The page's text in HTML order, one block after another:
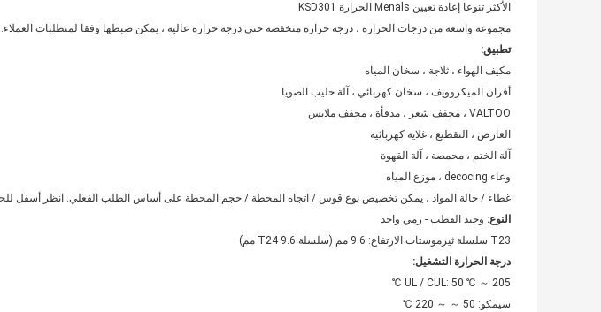
الأكثر تنوعا إعادة تعيين Menals الحرارة KSD301.
مجموعة واسعة من درجات الحرارة ، درجة حرارة منخفضة حتى درجة حرارة عالية ، يمكن ضبطها وفقا لمتطلبات العملاء.
تطبيق:
مكيف الهواء ، ثلاجة ، سخان المياه
أفران الميكروويف ، سخان كهربائي ، آلة حليب الصويا
VALTOO ، مجفف شعر ، مدفأة ، مجفف ملابس
العارض ، التقطيع ، غلاية كهربائية
آلة الختم ، محمصة ، آلة القهوة
وعاء decocing ، موزع المياه
غطاء / حالة المواد ، يمكن تخصيص نوع قوس / اتجاه المحطة / حجم المحطة على أساس الطلب الفعلي. انظر أسفل
النوع: وحيد القطب - رمي واحد
T23 سلسلة ثيرموستات الارتفاع: 9.6 مم (سلسلة T24 9.6 مم)
درجة الحرارة التشغيل:
UL / CUL: 50 ℃ ～ 205 ℃
سيمكو: 50 ～ ～ 220 ℃